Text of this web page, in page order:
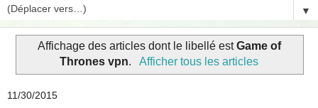
▼
Affichage des articles dont le libellé estGame of
Thrones vpn. Afficher tous les articles
11/30/2015